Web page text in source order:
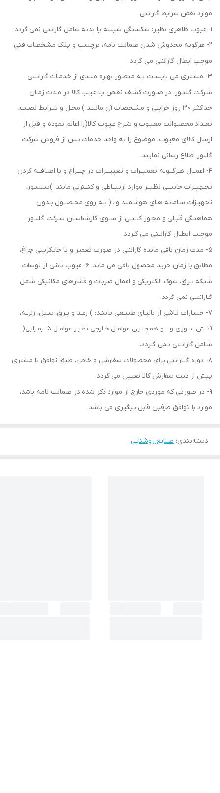
موارد نقض شرایط گارانتی
1- عیوب ظاهری نظیر: شکستگی شیشه یا بدنه شامل گارانتی نمی گردد.
2- هرگونه مخدوش شدن ضمانت نامه، برچسب و پلاک مشخصات فنی
موجب ابطال گارانتی می گردد.
3- مشـتری می بایسـت بـه منظـور بهـره منـدی از خدمـات گارانـتی
شـرکت گلنـور، در صـورت کشـف نقـص یـا عیـب کالا در مـدت زمـان
حداکثـر 30 روز خرابـی و مشـخصات آن ماننـد ) محـل و شـرایط نصـب،
تعـداد محصـوالت معیـوب و شـرح عیـوب کالا(را اعالم نموده و قبل از
ارسال کالای معیوب، موضوع را به واحد خدمات پس از فروش شرکت
گلنور اطلاع رسانی نمایند.
4- اعمــال هـرگــونه تعمیــرات و تغییـــرات در چـــراغ و یا اضـافــه کردن
تجـهیــزات جانبــی نظیــر موارد ارتبــاطی و کنــترلی مانند: )سنسـور،
تجهیـزات سـامانه هـای هوشـمند و...( بـه روی محـصــول بـدون
هماهنـگی قبـلی و مجـوز کتـبـی از ســوی کارشناسـان شـرکت گلنـور
موجـب ابطـال گارانـتی می گـردد.
5- مدت زمان باقی مانده گارانتی در صورت تعمیر و یا جایگزینی چراغ،
مطابق با زمان خرید محصول باقی می ماند. 6- عیوب ناشی از نوسات
شبکه بـرق، شوک الکتریکی و اعمال ضربات و فشارهای مکانیکی شامل
گـارانتـی نمی گردد.
7- خسـارات نـاشی از بالیـای طبیـعی ماننـد: ) رعـد و بـرق، سـیل، زلزلـه،
آتـش سـوزی و... و همچنیـن عوامـل خـارجی نظیـر عوامـل شـیمیایی(
شـامل گارانـتی نـمی گـردد.
8- دوره گــارانتی برای محصولات سفارشی و خاص، طبق توافق با مشتری
پیش از ثبت سفارش کالا تعیین می گردد.
9- در صورتی که موردی خارج از موارد ذکر شده در ضمانت نامه باشد،
موارد با توافق طرفین قابل پیگیری می باشد.
دسته‌بندی: صنایع روشنایی